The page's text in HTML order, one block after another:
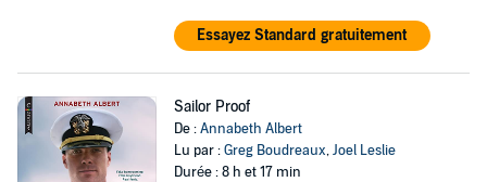
Essayez Standard gratuitement
Sailor Proof
De :Annabeth Albert
Lu par :Greg Boudreaux,Joel Leslie
Durée : 8 h et 17 min